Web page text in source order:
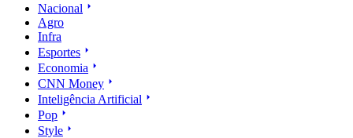
Nacional
Agro
Infra
Esportes
Economia
CNN Money
Inteligência Artificial
Pop
Style